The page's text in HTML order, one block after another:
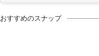
おすすめのスナップ